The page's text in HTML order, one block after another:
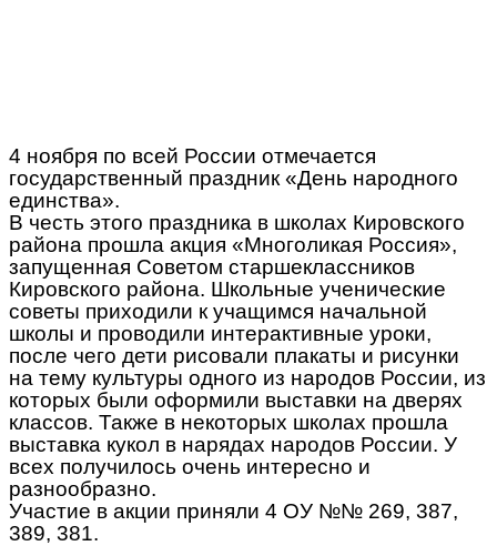
4 ноября по всей России отмечается
государственный праздник «День народного
единства».
В честь этого праздника в школах Кировского
района прошла акция «Многоликая Россия»,
запущенная Советом старшеклассников
Кировского района. Школьные ученические
советы приходили к учащимся начальной
школы и проводили интерактивные уроки,
после чего дети рисовали плакаты и рисунки
на тему культуры одного из народов России, из
которых были оформили выставки на дверях
классов. Также в некоторых школах прошла
выставка кукол в нарядах народов России. У
всех получилось очень интересно и
разнообразно.
Участие в акции приняли 4 ОУ №№ 269, 387,
389, 381.